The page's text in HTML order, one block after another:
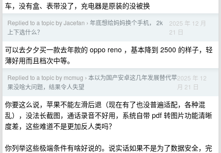
车，没有盒、表带没了，充电器是原装的没被换
Replied to a topic by Jacefan › 年底想给妈妈换个手机， 2k
上下选什么？
2025 年 12 月
21 日
可以去夕夕买一款去年款的 oppo reno ，基本降到 2500 的样子，轻
薄好用而且档次中等。
Replied to a topic by mcmug › 本以为国产安卓这几年发展替代苹
果没啥大问题，结果令人失望
2025 年 12
月 21 日
你要这么说，苹果不能左滑后退（现在有了也没普遍适配，各种混
乱），没法长截图，通话录音不好用，系统自带 pdf 转图片功能清晰
度差，这些难道不是更加反人类吗？
你列举这些极端条件有啥好说的。说实话如果不是为了数据安全，完